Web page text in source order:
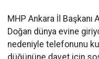
MHP Ankara İl Başkanı
Doğan dünya evine
nedeniyle telefonunu
düğününe davet için